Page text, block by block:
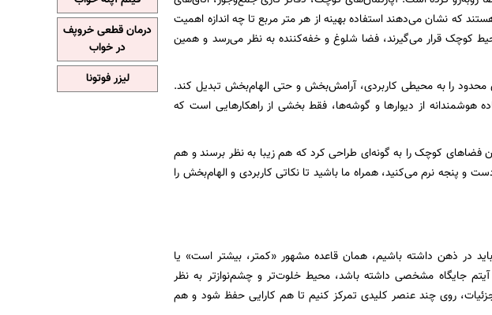
که نشان می‌دهند استفاده بهینه از هر متر مربع تا چه اندازه اهمیت
کوچک قرار می‌گیرند، فضا شلوغ و خفه‌کننده به نظر می‌رسد و همین
را به محیطی کاربردی، آرامش‌بخش و حتی الهام‌بخش تبدیل کند.
هوشمندانه از دیوارها و گوشه‌ها، فقط بخشی از راهکارهایی است که
فضاهای کوچک را به گونه‌ای طراحی کرد که هم زیبا به نظر برسند و هم
و پنجه نرم می‌کنید، همراه ما باشید تا نکاتی کاربردی و الهام‌بخش را
در ذهن داشته باشیم، همان قاعده مشهور «کمتر، بیشتر است» یا
جایگاه مشخصی داشته باشد، محیط خلوت‌تر و چشم‌نوازتر به نظر
روی چند عنصر کلیدی تمرکز کنیم تا هم کارایی حفظ شود و هم
درمان قطعی خروپف
در خواب
لیزر فوتونا